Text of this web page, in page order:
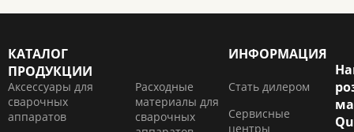
КАТАЛОГ
ПРОДУКЦИИ
Аксессуары для
сварочных
аппаратов
Расходные
материалы для
сварочных
ИНФОРМАЦИЯ
Стать дилером
Сервисные
центры